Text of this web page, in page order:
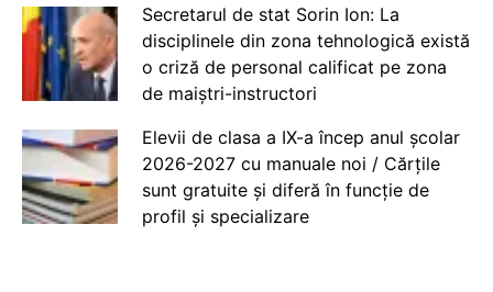
Secretarul de stat Sorin Ion: La
disciplinele din zona tehnologică există
o criză de personal calificat pe zona
de maiștri-instructori
Elevii de clasa a IX-a încep anul școlar
2026-2027 cu manuale noi / Cărțile
sunt gratuite și diferă în funcție de
profil și specializare